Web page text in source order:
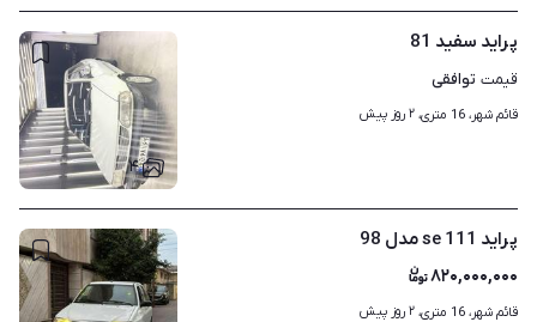
۴
پراید سفید 81
قیمت توافقی
قائم شهر، 16 متری، ۲ روز پیش
پراید 111 se مدل 98
۸۲۰,۰۰۰,۰۰۰
قائم شهر، 16 متری، ۲ روز پیش